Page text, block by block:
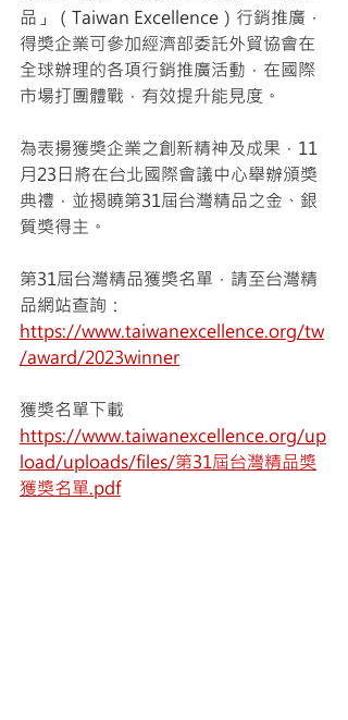
品」（Taiwan Excellence）行銷推廣，
得獎企業可參加經濟部委託外貿協會在
全球辦理的各項行銷推廣活動，在國際
市場打團體戰，有效提升能見度。
為表揚獲獎企業之創新精神及成果，11
月23日將在台北國際會議中心舉辦頒獎
典禮，並揭曉第31屆台灣精品之金、銀
質獎得主。
第31屆台灣精品獲獎名單，請至台灣精
品網站查詢：
https://www.taiwanexcellence.org/tw
/award/2023winner
獲獎名單下載
https://www.taiwanexcellence.org/up
load/uploads/files/第31屆台灣精品獎
獲獎名單.pdf